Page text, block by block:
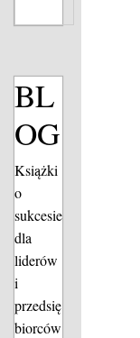
BL
OG
Książki
o
sukcesie
dla
liderów
i
przedsię
biorców